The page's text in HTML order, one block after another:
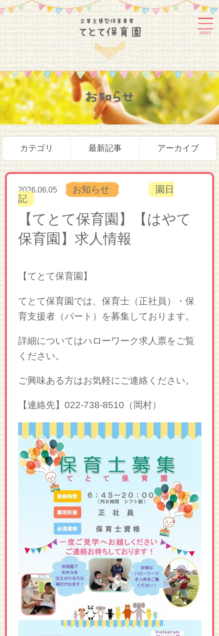
MENU
お知らせ
カテゴリ 最新記事 アーカイブ
2026.06.05 お知らせ
園日
記
【てとて保育園】【はやて
保育園】求人情報
【てとて保育園】
てとて保育園では、保育士（正社員）・保
育支援者（パート）を募集しております。
詳細についてはハローワーク求人票をご覧
ください。
ご興味ある方はお気軽にご連絡ください。
【連絡先】022-738-8510（岡村）